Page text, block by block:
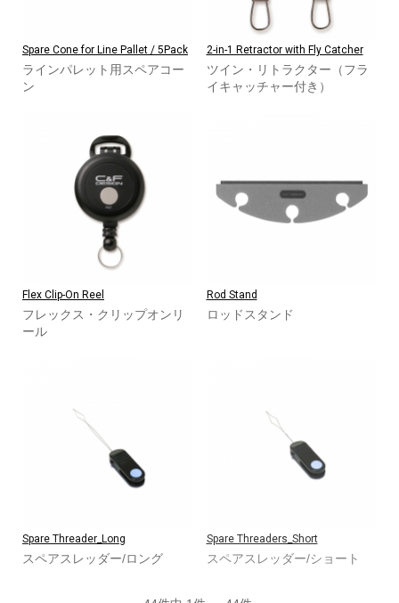
Spare Cone for Line Pallet / 5Pack
ラインパレット用スペアコー
ン
2-in-1 Retractor with Fly Catcher
ツイン・リトラクター（フラ
イキャッチャー付き）
Flex Clip-On Reel
フレックス・クリップオンリ
ール
Rod Stand
ロッドスタンド
Spare Threader_Long
スペアスレッダー/ロング
Spare Threaders_Short
スペアスレッダー/ショート